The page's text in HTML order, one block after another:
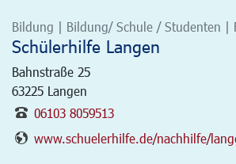
Bildung | Bildung/ Schule / Studenten |
Schülerhilfe Langen
Bahnstraße 25
63225 Langen
06103 8059513
www.schuelerhilfe.de/nachhilfe/